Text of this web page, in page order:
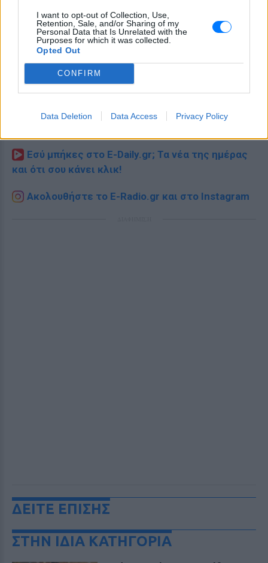
I want to opt-out of Collection, Use,
Retention, Sale, and/or Sharing of my
Personal Data that Is Unrelated with the
Purposes for which it was collected.
Opted Out
CONFIRM
Data Deletion Data Access Privacy Policy
Ακολουθήστε το E-Radio.gr στοGoogle News
Εσύ μπήκες στο E-Daily.gr; Τα νέα της ημέρας
και ότι σου κάνει κλικ!
Ακολουθήστε το E-Radio.gr και στο Instagram
ΔΕΙΤΕ ΕΠΙΣΗΣ
ΣΤΗΝ ΙΔΙΑ ΚΑΤΗΓΟΡΙΑ